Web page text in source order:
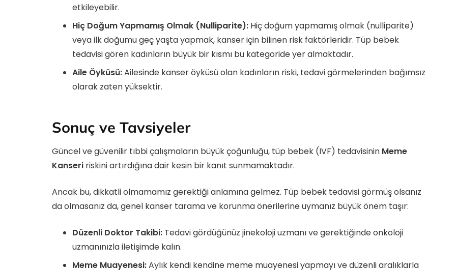
etkileyebilir.
Hiç Doğum Yapmamış Olmak (Nulliparite): Hiç doğum yapmamış olmak (nulliparite)
veya ilk doğumu geç yaşta yapmak, kanser için bilinen risk faktörleridir. Tüp bebek
tedavisi gören kadınların büyük bir kısmı bu kategoride yer almaktadır.
Aile Öyküsü:Ailesinde kanser öyküsü olan kadınların riski, tedavi görmelerinden bağımsız
olarak zaten yüksektir.
Sonuç ve Tavsiyeler
Güncel ve güvenilir tıbbi çalışmaların büyük çoğunluğu, tüp bebek (IVF) tedavisinin Meme
Kanseri riskini artırdığına dair kesin bir kanıt sunmamaktadır.
Ancak bu, dikkatli olmamamız gerektiği anlamına gelmez. Tüp bebek tedavisi görmüş olsanız
da olmasanız da, genel kanser tarama ve korunma önerilerine uymanız büyük önem taşır:
Düzenli Doktor Takibi: Tedavi gördüğünüz jinekoloji uzmanı ve gerektiğinde onkoloji
uzmanınızla iletişimde kalın.
Meme Muayenesi:Aylık kendi kendine meme muayenesi yapmayı ve düzenli aralıklarla